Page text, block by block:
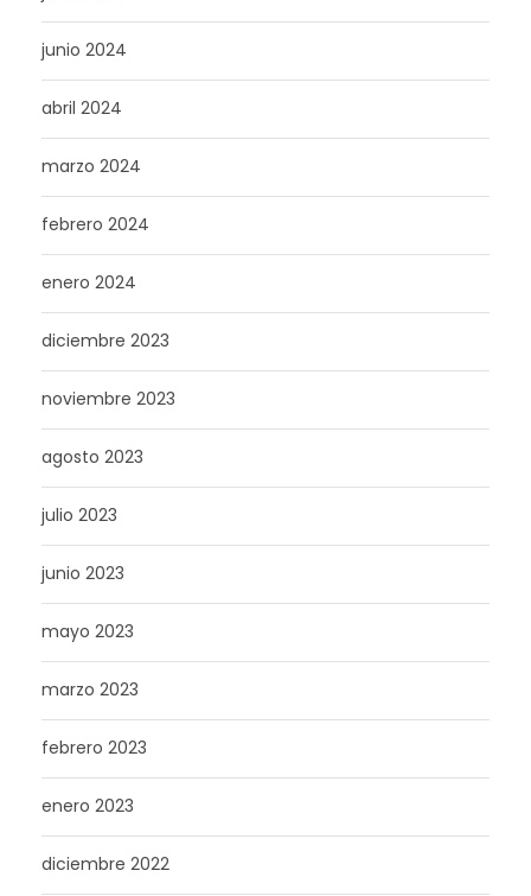
junio 2024
abril 2024
marzo 2024
febrero 2024
enero 2024
diciembre 2023
noviembre 2023
agosto 2023
julio 2023
junio 2023
mayo 2023
marzo 2023
febrero 2023
enero 2023
diciembre 2022